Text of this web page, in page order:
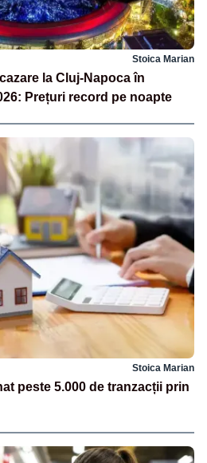
Stoica Marian
la Cluj-Napoca în
Prețuri record pe noapte
Stoica Marian
peste 5.000 de tranzacții prin